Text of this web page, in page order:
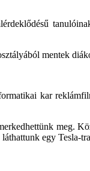
mentek
kar
meg.
egy Tesla-